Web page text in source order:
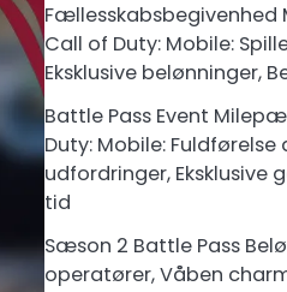
Call of Duty: Mobile:
Eksklusive belønninger,
Battle Pass Event
Duty: Mobile:
udfordringer, Eksklusive
tid
Sæson 2 Battle Pass
operatører, Våben